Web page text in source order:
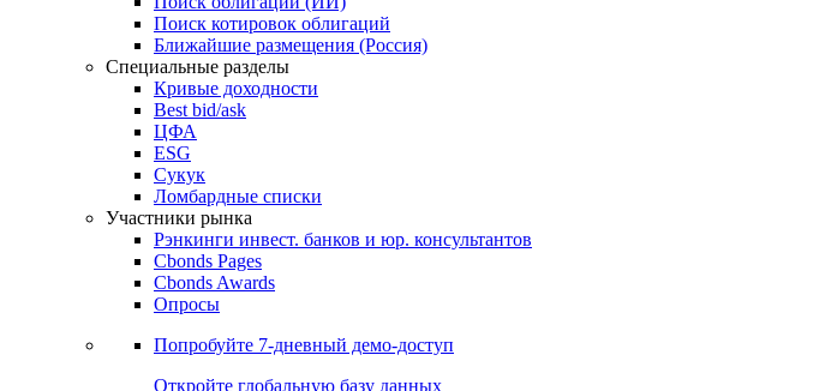
Облигации
Поиски
Поиск облигаций & Карты рынка
Поиск облигаций (ИИ)
Поиск котировок облигаций
Ближайшие размещения (Россия)
Специальные разделы
Кривые доходности
Best bid/ask
ЦФА
ESG
Сукук
Ломбардные списки
Участники рынка
Рэнкинги инвест. банков и юр. консультантов
Cbonds Pages
Cbonds Awards
Опросы